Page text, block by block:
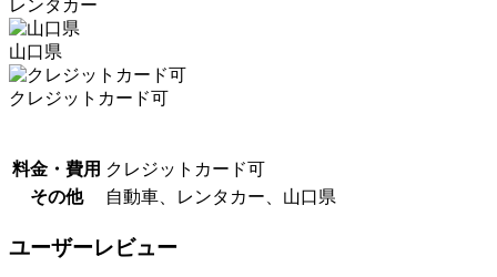
レンタカー
山口県
クレジットカード可
料金・費用 クレジットカード可
その他
自動車、レンタカー、山口県
ユーザーレビュー